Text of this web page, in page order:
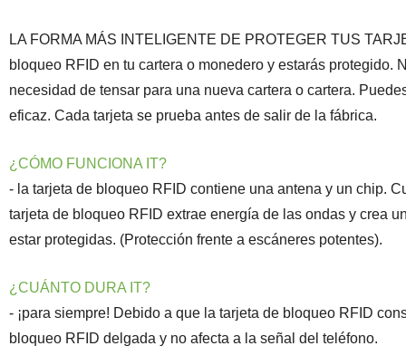
LA FORMA MÁS INTELIGENTE DE PROTEGER TUS
bloqueo RFID en tu cartera o monedero y estarás
necesidad de tensar para una nueva cartera o cartera.
eficaz. Cada tarjeta se prueba antes de salir de la fábrica.
¿CÓMO FUNCIONA IT?
- la tarjeta de bloqueo RFID contiene una antena y un chip.
tarjeta de bloqueo RFID extrae energía de las ondas y crea
estar protegidas. (Protección frente a escáneres potentes).
¿CUÁNTO DURA IT?
- ¡para siempre! Debido a que la tarjeta de bloqueo RFID
bloqueo RFID delgada y no afecta a la señal del teléfono.